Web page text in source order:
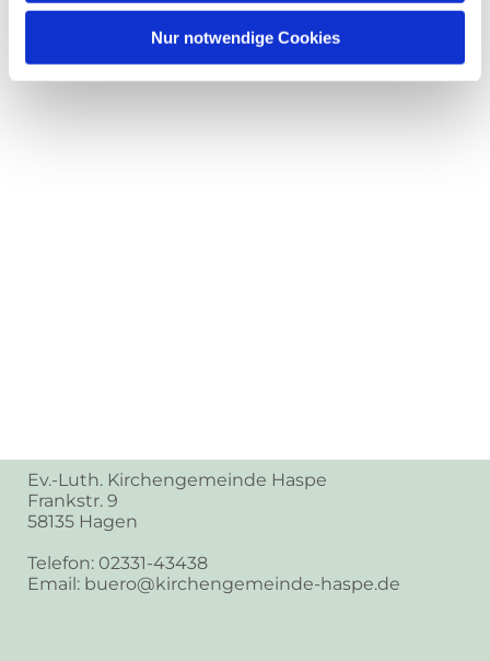
Nur notwendige Cookies
Ev.-Luth. Kirchengemeinde Haspe
Frankstr. 9
58135 Hagen
Telefon: 02331-43438
Email: buero@kirchengemeinde-haspe.de